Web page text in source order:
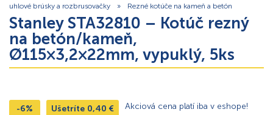
uhlové brúsky a rozbrusovačky
» Rezné kotúče na kameň a betón
Stanley STA32810 – Kotúč rezný
na betón/kameň,
Ø115×3,2×22mm, vypuklý, 5ks
-6% Ušetríte 0,40 € Akciová cena platí iba v eshope!